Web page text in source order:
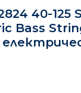
40-125
Bass